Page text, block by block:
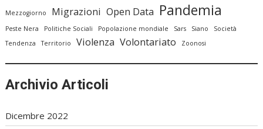
Mezzogiorno Migrazioni Open Data Pandemia
Peste Nera Politiche Sociali Popolazione mondiale Sars Siano
Società
Tendenza
Territorio Violenza Volontariato Zoonosi
Archivio Articoli
Dicembre 2022